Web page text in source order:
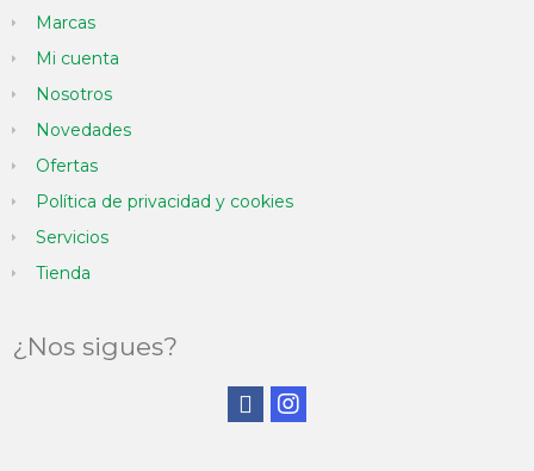
Marcas
Mi cuenta
Nosotros
Novedades
Ofertas
Política de privacidad y cookies
Servicios
Tienda
¿Nos sigues?